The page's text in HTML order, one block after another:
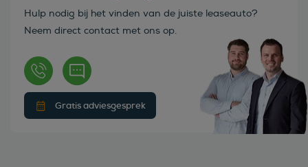
Hulp nodig bij het vinden van de juiste leaseauto?
Neem direct contact met ons op.
Gratis adviesgesprek